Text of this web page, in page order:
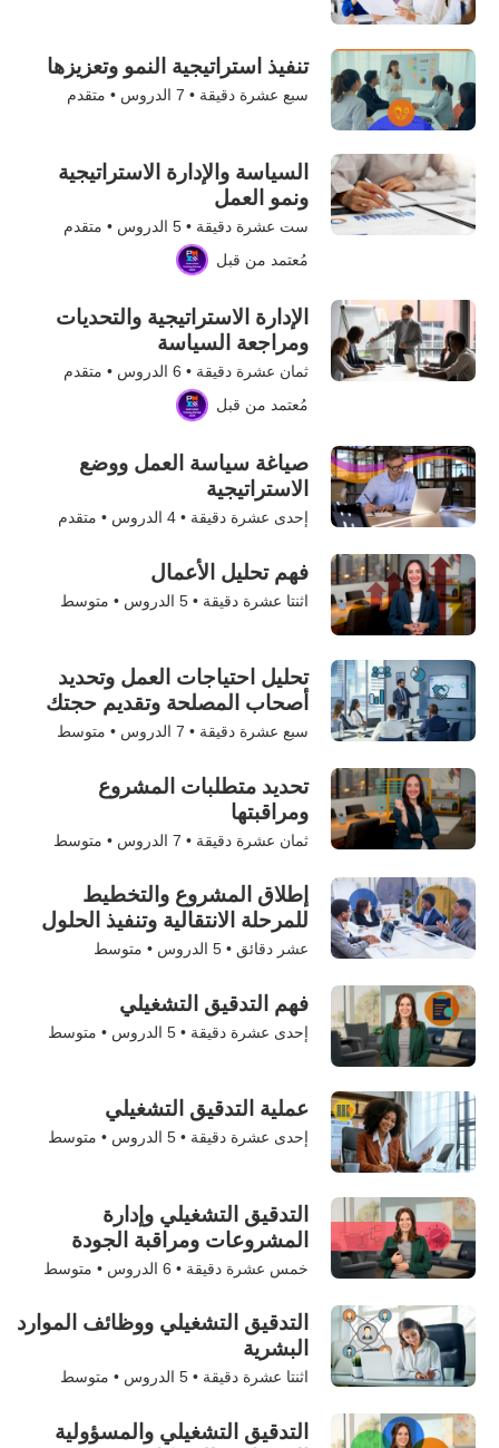
تنفيذ استراتيجية النمو وتعزيزها
سبع عشرة دقيقة • 7 الدروس • متقدم
السياسة والإدارة الاستراتيجية
ونمو العمل
ست عشرة دقيقة •5 الدروس • متقدم
مُعتمد من قبل
الإدارة الاستراتيجية والتحديات
ومراجعة السياسة
ثمان عشرة دقيقة • 6 الدروس • متقدم
مُعتمد من قبل
صياغة سياسة العمل ووضع
الاستراتيجية
إحدى عشرة دقيقة •4 الدروس • متقدم
فهم تحليل الأعمال
اثنتا عشرة دقيقة •5 الدروس • متوسط
تحليل احتياجات العمل وتحديد
أصحاب المصلحة وتقديم حجتك
سبع عشرة دقيقة • 7 الدروس • متوسط
تحديد متطلبات المشروع
ومراقبتها
ثمان عشرة دقيقة • 7 الدروس • متوسط
إطلاق المشروع والتخطيط
للمرحلة الانتقالية وتنفيذ الحلول
عشر دقائق •5 الدروس • متوسط
فهم التدقيق التشغيلي
إحدى عشرة دقيقة •5 الدروس • متوسط
عملية التدقيق التشغيلي
إحدى عشرة دقيقة •5 الدروس • متوسط
التدقيق التشغيلي وإدارة
المشروعات ومراقبة الجودة
خمس عشرة دقيقة • 6 الدروس • متوسط
التدقيق التشغيلي ووظائف الموارد
البشرية
اثنتا عشرة دقيقة •5 الدروس • متوسط
التدقيق التشغيلي والمسؤولية